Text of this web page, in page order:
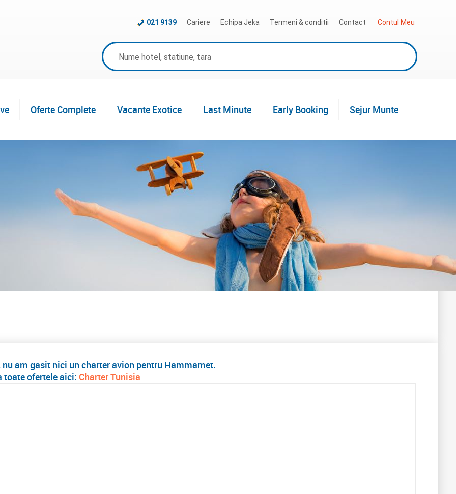
Cariere Echipa Jeka Termeni & conditii Contact Contul Meu
021 9139
Oferte Complete Vacante Exotice Last Minute Early Booking Sejur Munte
nu am gasit nici un charter avion pentru Hammamet.
toate ofertele aici: Charter Tunisia